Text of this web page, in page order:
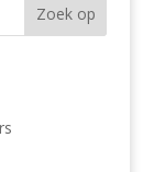
Zoek op